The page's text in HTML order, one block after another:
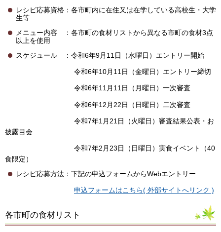
レシピ応募資格：各市町内に在住又は在学している高校生・大学
生等
メニュー内容 ：各市町の食材リストから異なる市町の食材3点
以上を使用
スケジュール ：令和6年9月11日（水曜日）エントリー開始
令和6年10月11日（金曜日）エントリー締切
令和6年11月11日（月曜日）一次審査
令和6年12月22日（日曜日）二次審査
令和7年1月21日（火曜日）審査結果公表・お
披露目会
令和7年2月23日（日曜日）実食イベント（40
食限定）
レシピ応募方法：下記の申込フォームからWebエントリー
申込フォームはこちら( 外部サイトへリンク )
各市町の食材リスト